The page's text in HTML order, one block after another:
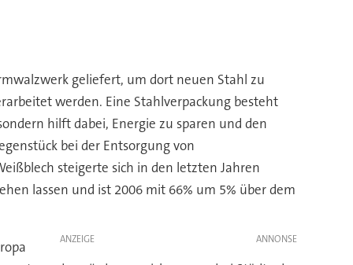
geliefert, um dort neuen Stahl zu
werden. Eine Stahlverpackung besteht
hilft dabei, Energie zu sparen und den
bei der Entsorgung von
steigerte sich in den letzten Jahren
lassen und ist 2006 mit 66% um 5% über dem
ANZEIGE